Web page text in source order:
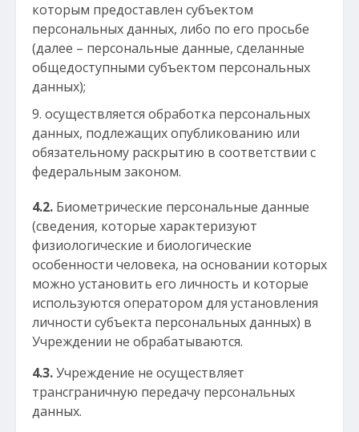
которым предоставлен субъектом
персональных данных, либо по его просьбе
(далее – персональные данные, сделанные
общедоступными субъектом персональных
данных);
осуществляется обработка персональных
данных, подлежащих опубликованию или
обязательному раскрытию в соответствии с
федеральным законом.
4.2. Биометрические персональные данные
(сведения, которые характеризуют
физиологические и биологические
особенности человека, на основании которых
можно установить его личность и которые
используются оператором для установления
личности субъекта персональных данных) в
Учреждении не обрабатываются.
4.3.Учреждение не осуществляет
трансграничную передачу персональных
данных.